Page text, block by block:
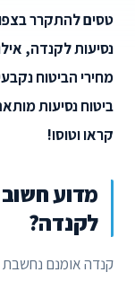
טסים להתקרר
נסיעות לקנדה,
מחירי הביטוח
ביטוח נסיעות
קראו וטוסו!
מדוע
לקנדה?
קנדה אומנם נחשבת